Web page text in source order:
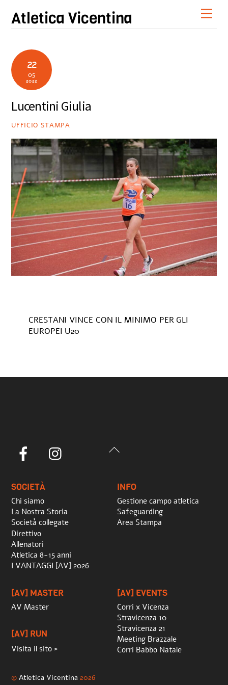
content
Atletica Vicentina
22
05
2022
Lucentini Giulia
UFFICIO STAMPA
CRESTANI VINCE CON IL MINIMO PER GLI
EUROPEI U20
Back
Facebook
SOCIETÀ
Chi siamo
La Nostra Storia
Società collegate
Direttivo
Allenatori
Atletica 8-15 anni
I VANTAGGI [AV] 2026
INFO
Gestione campo atletica
Safeguarding
Area Stampa
[AV] MASTER
AV Master
[AV] RUN
Visita il sito >
[AV] EVENTS
Corri x Vicenza
Stravicenza 10
Stravicenza 21
Meeting Brazzale
Corri Babbo Natale
©Atletica Vicentina 2026